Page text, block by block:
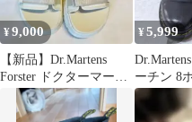
¥9,000
【新品】Dr.Martens
Forster ドクターマーチ
¥5,999
ーチン 8
ブーツ